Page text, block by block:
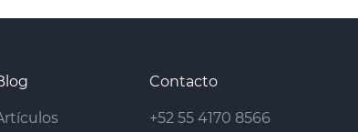
Contacto
+52 55 4170 8566